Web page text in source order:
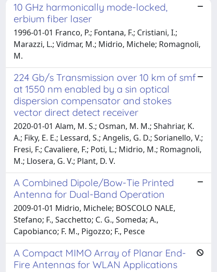
10 GHz harmonically mode-locked,
erbium fiber laser
1996-01-01 Franco, P.; Fontana, F.; Cristiani, I.;
Marazzi, L.; Vidmar, M.; Midrio, Michele; Romagnoli,
M.
224 Gb/s Transmission over 10 km of smf
at 1550 nm enabled by a sin optical
dispersion compensator and stokes
vector direct detect receiver
2020-01-01 Alam, M. S.; Osman, M. M.; Shahriar, K.
A.; Fiky, E. E.; Lessard, S.; Angelis, G. D.; Sorianello, V.;
Fresi, F.; Cavaliere, F.; Poti, L.; Midrio, M.; Romagnoli,
M.; Llosera, G. V.; Plant, D. V.
A Combined Dipole/Bow-Tie Printed
Antenna for Dual-Band Operation
2009-01-01 Midrio, Michele; BOSCOLO NALE,
Stefano; F., Sacchetto; C. G., Someda; A.,
Capobianco; F. M., Pigozzo; F., Pesce
A Compact MIMO Array of Planar End-
Fire Antennas for WLAN Applications